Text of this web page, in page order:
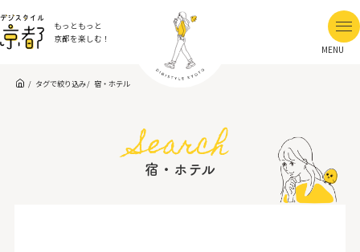
もっともっと
京都を楽しむ！
MENU
タグで絞り込み 宿・ホテル
Search
宿・ホテル